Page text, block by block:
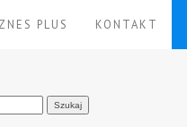
PLUS KONTAKT